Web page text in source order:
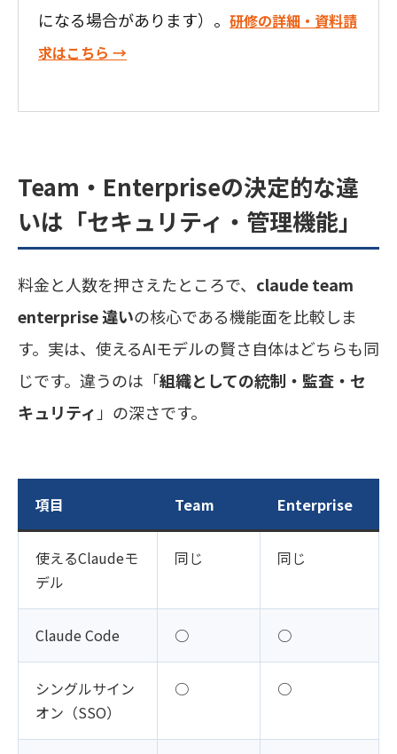
になる場合があります）。 研修の詳細・資料請
求はこちら →
Team・Enterpriseの決定的な違
いは「セキュリティ・管理機能」
料金と人数を押さえたところで、 claude team
enterprise 違いの核心である機能面を比較しま
す。実は、使えるAIモデルの賢さ自体はどちらも同
じです。違うのは「組織としての統制・監査・セ
キュリティ 」の深さです。
項目 Team Enterprise
使えるClaudeモ
デル
同じ 同じ
Claude Code ○ ○
シングルサイン
オン（SSO）
○ ○